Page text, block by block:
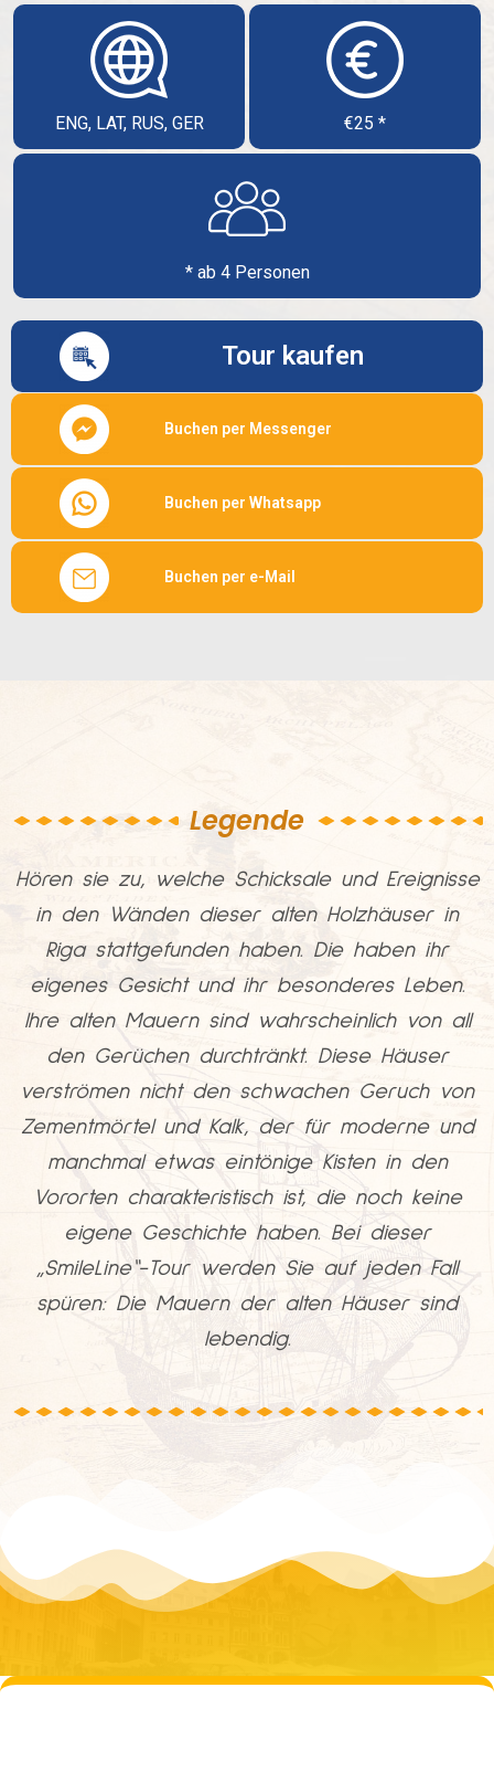
ENG, LAT, RUS, GER €25 *
* ab 4 Personen
Tour kaufen
Buchen per Messenger
Buchen per Whatsapp
Buchen per e-Mail
Legende
Hören sie zu, welche Schicksale und Ereignisse
in den Wänden dieser alten Holzhäuser in
Riga stattgefunden haben. Die haben ihr
eigenes Gesicht und ihr besonderes Leben.
Ihre alten Mauern sind wahrscheinlich von all
den Gerüchen durchtränkt. Diese Häuser
verströmen nicht den schwachen Geruch von
Zementmörtel und Kalk, der für moderne und
manchmal etwas eintönige Kisten in den
Vororten charakteristisch ist, die noch keine
eigene Geschichte haben. Bei dieser
„SmileLine“-Tour werden Sie auf jeden Fall
spüren: Die Mauern der alten Häuser sind
lebendig.